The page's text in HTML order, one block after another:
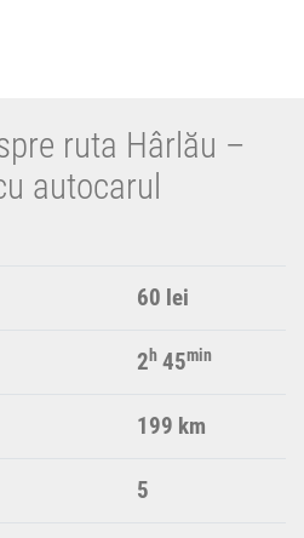
ruta Hârlău –
autocarul
60 lei
2h 45min
199 km
5